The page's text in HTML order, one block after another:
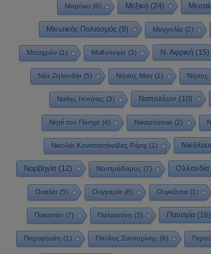
Μαρόκο (6) Μεξικό (24)
Μινωικός Πολιτισμός (9) Μογγολία (2)
Μπαχρέιν(1) Μυθολογία(3) Ν. Αφρική(15)
Νέα Ζηλανδία (5) Νήσος Μαν (1) Νήσος
Ναΐτες Ιππότες (3) Ναπολέων (10)
Νησί του Πάσχα(4) Νικαράγουα(2)
Νικολάι Κονσταντίνοβιτς Ρέριχ(1)
Νορβηγία(12) Νοστράδαμος (7) Ολλανδία
Ουαλία(5) Ουγγαρία(6) Ουγκάντα(1)
Πακιστάν(7) Παλαιστίνη (3) Παναγία(16)
Παραγουάη (1) Παύλος Σαντορίνης (6) Περού